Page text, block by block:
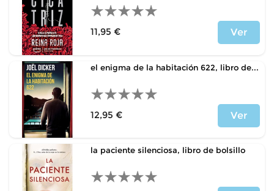
11,95 €
Ver
el enigma de la habitación 622, libro de...
12,95 €
Ver
la paciente silenciosa, libro de bolsillo